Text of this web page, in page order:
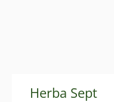
Herba Sept